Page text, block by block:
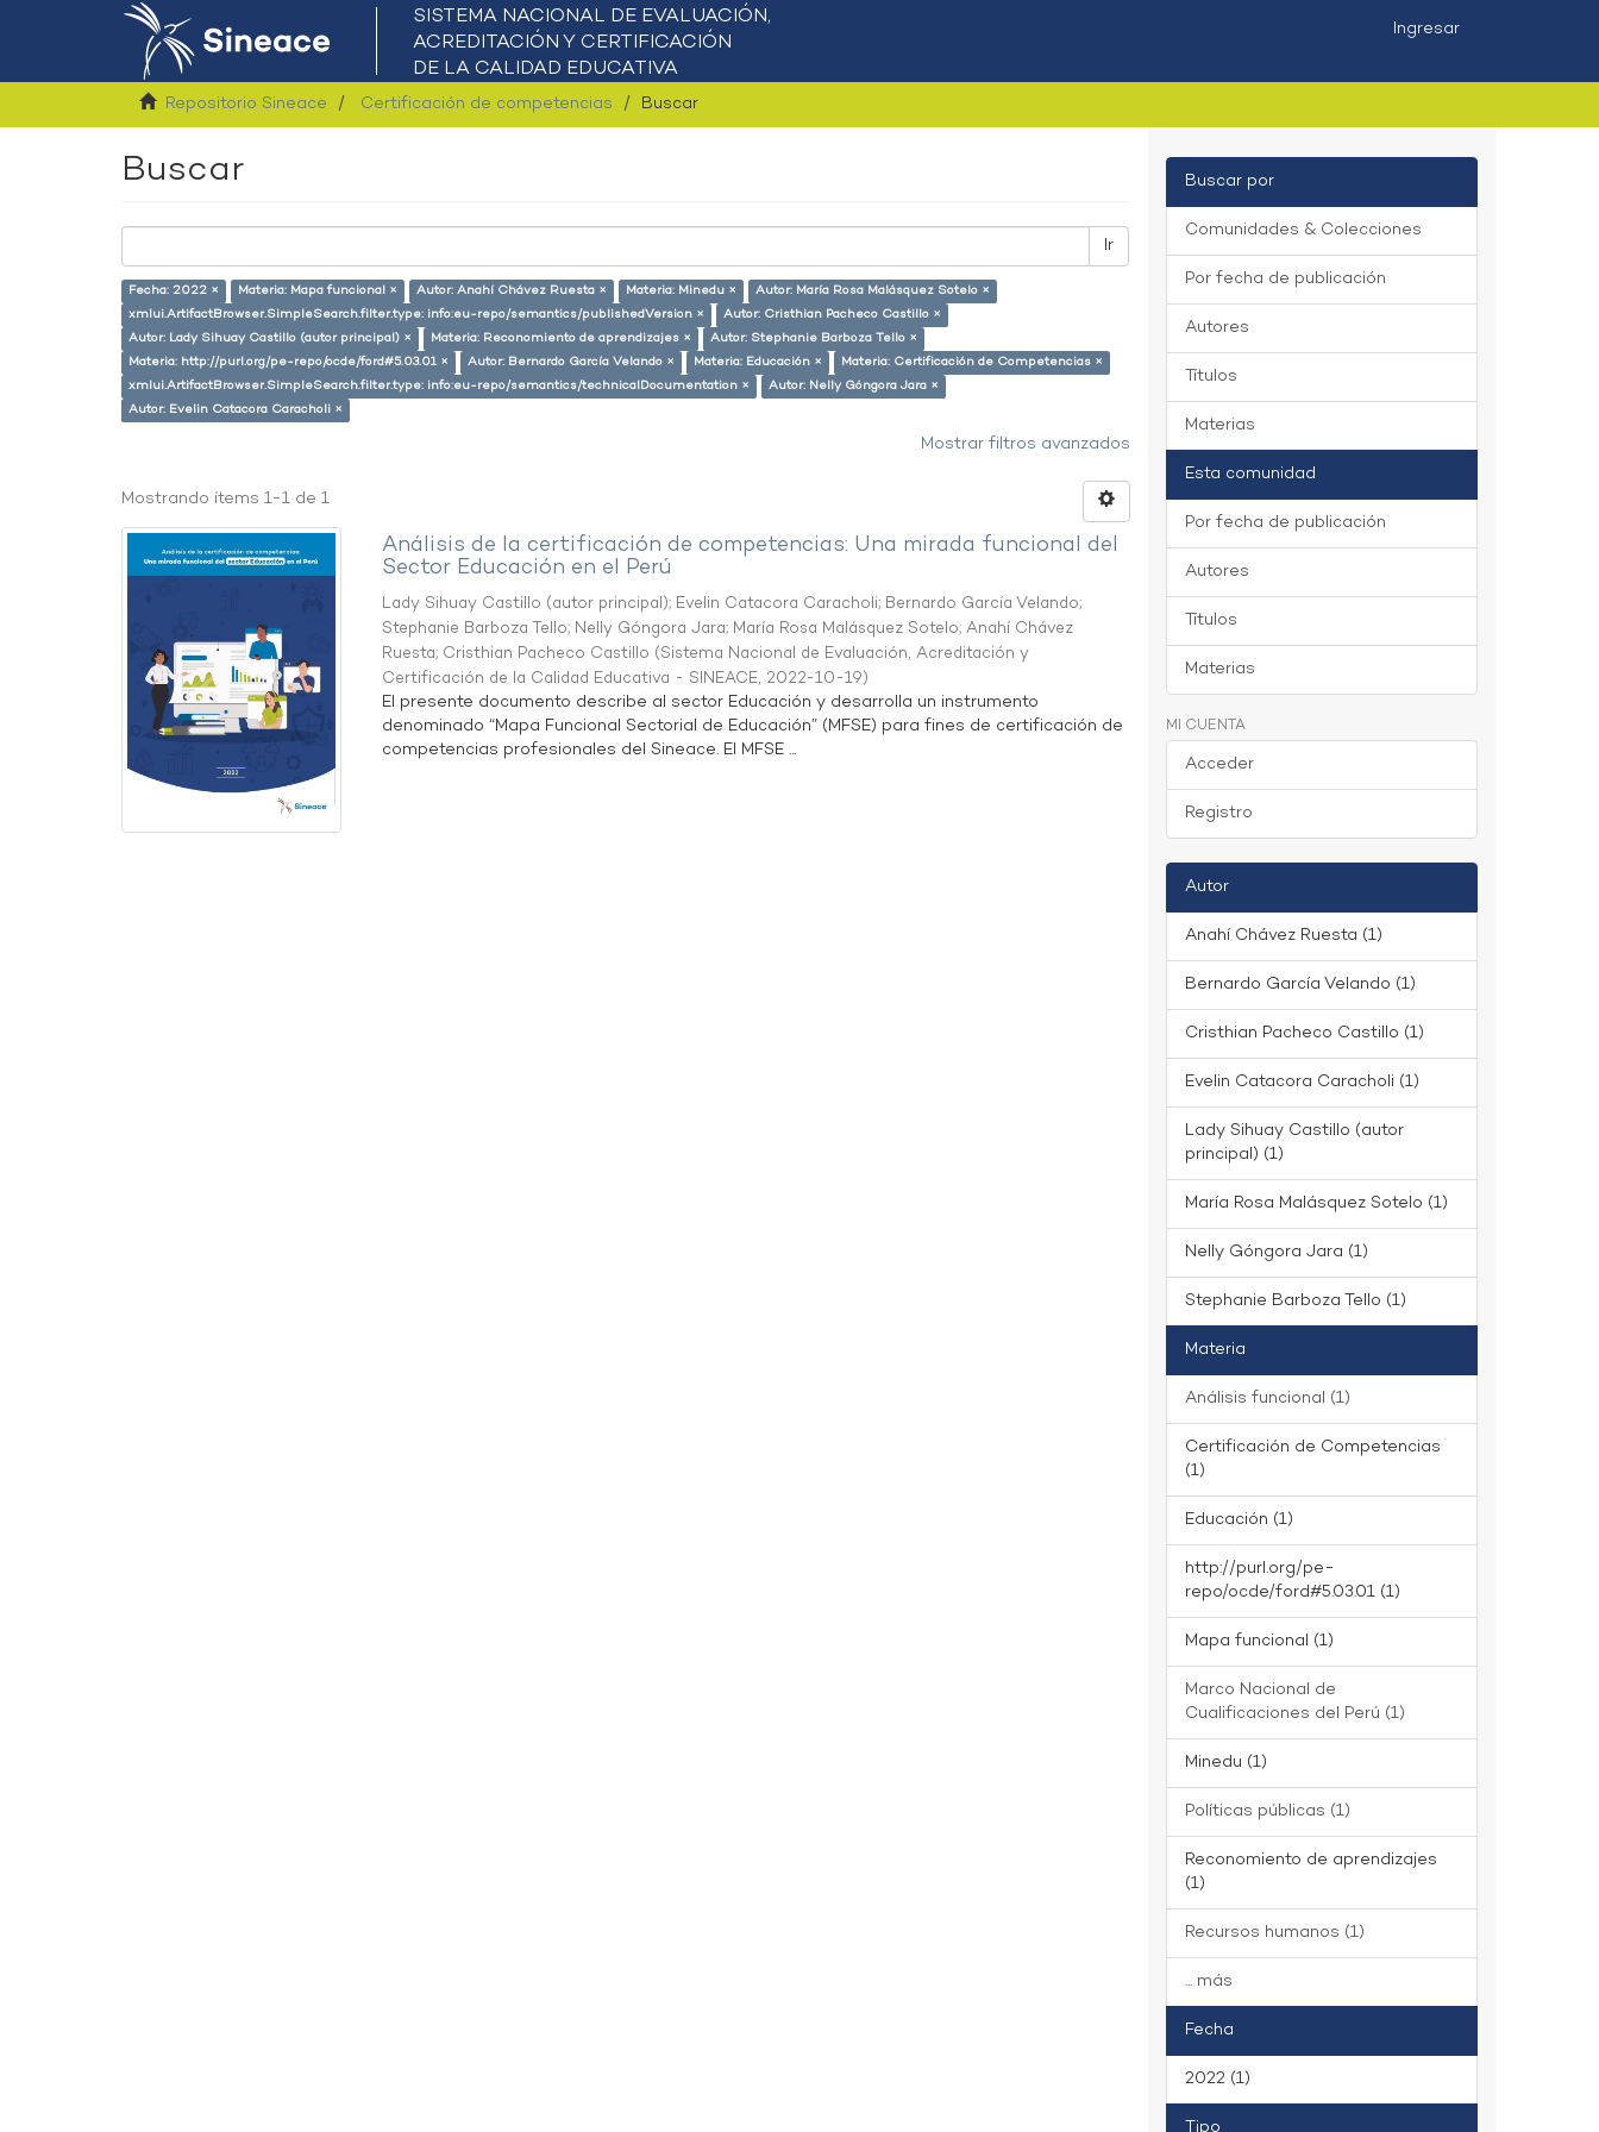
Ingresar
Repositorio Sineace Certificación de competencias Buscar
Buscar
Ir
Fecha: 2022 × Materia: Mapa funcional × Autor: Anahí Chávez Ruesta × Materia: Minedu ×
Autor: María Rosa Malásquez Sotelo ×
xmlui.ArtifactBrowser.SimpleSearch.filter.type: info:eu-repo/semantics/publishedVersion ×
Autor: Cristhian Pacheco Castillo ×
Autor: Lady Sihuay Castillo (autor principal) ×
Materia: Reconomiento de aprendizajes ×
Autor: Stephanie Barboza Tello ×
Materia: http://purl.org/pe-repo/ocde/ford#5.03.01 ×
Autor: Bernardo García Velando × Materia: Educación ×
Materia: Certificación de Competencias ×
xmlui.ArtifactBrowser.SimpleSearch.filter.type: info:eu-repo/semantics/technicalDocumentation ×
Autor: Nelly Góngora Jara ×
Autor: Evelin Catacora Caracholi ×
Mostrar filtros avanzados
Mostrando ítems 1-1 de 1
Análisis de la certificación de competencias: Una mirada funcional del
Sector Educación en el Perú
Lady Sihuay Castillo (autor principal); Evelin Catacora Caracholi; Bernardo García Velando;
Stephanie Barboza Tello; Nelly Góngora Jara; María Rosa Malásquez Sotelo;Anahí Chávez
Ruesta; Cristhian Pacheco Castillo (Sistema Nacional de Evaluación, Acreditación y
Certificación de la Calidad Educativa - SINEACE, 2022-10-19)
El presente documento describe al sector Educación y desarrolla un instrumento
denominado “Mapa Funcional Sectorial de Educación” (MFSE) para fines de certificación de
competencias profesionales del Sineace. El MFSE ...
Buscar por
Comunidades & Colecciones
Por fecha de publicación
Autores
Títulos
Materias
Esta comunidad
Por fecha de publicación
Autores
Títulos
Materias
MI CUENTA
Acceder
Registro
Autor
Anahí Chávez Ruesta (1)
Bernardo García Velando (1)
Cristhian Pacheco Castillo (1)
Evelin Catacora Caracholi (1)
Lady Sihuay Castillo (autor
principal) (1)
María Rosa Malásquez Sotelo (1)
Nelly Góngora Jara (1)
Stephanie Barboza Tello (1)
Materia
Análisis funcional (1)
Certificación de Competencias
(1)
Educación (1)
http://purl.org/pe-
repo/ocde/ford#5.03.01 (1)
Mapa funcional (1)
Marco Nacional de
Cualificaciones del Perú (1)
Minedu (1)
Políticas públicas (1)
Reconomiento de aprendizajes
(1)
Recursos humanos (1)
... más
Fecha
2022 (1)